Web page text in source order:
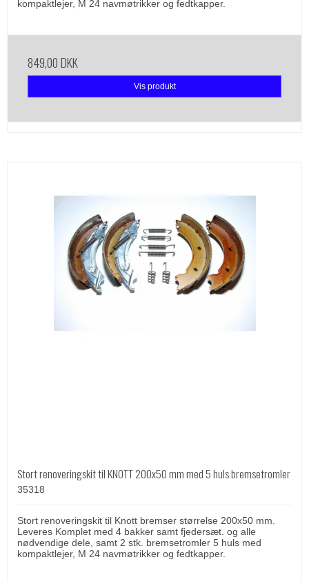
kompaktlejer, M 24 navmøtrikker og fedtkapper.
849,00 DKK
Vis produkt
Stort renoveringskit til KNOTT 200x50 mm med 5 huls bremsetromler
35318
Stort renoveringskit til Knott bremser størrelse 200x50 mm.
Leveres Komplet med 4 bakker samt fjedersæt. og alle
nødvendige dele, samt 2 stk. bremsetromler 5 huls med
kompaktlejer, M 24 navmøtrikker og fedtkapper.